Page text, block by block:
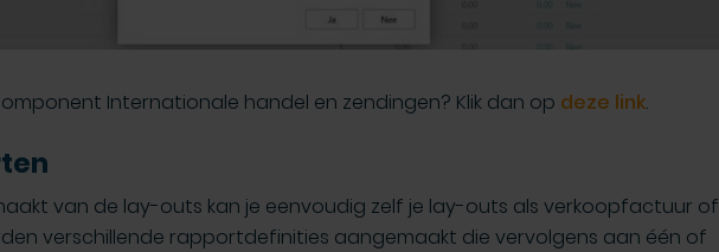
Internationale handel en zendingen? Klik dan op deze link.
van de lay-outs kan je eenvoudig zelf je lay-outs als verkoopfactuur of
verschillende rapportdefinities aangemaakt die vervolgens aan één of